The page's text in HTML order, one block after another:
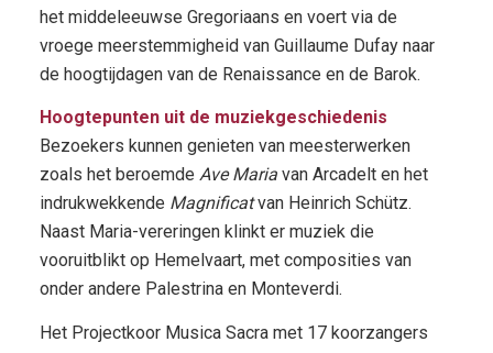
het middeleeuwse Gregoriaans en voert via de
vroege meerstemmigheid van Guillaume Dufay naar
de hoogtijdagen van de Renaissance en de Barok.
Hoogtepunten uit de muziekgeschiedenis
Bezoekers kunnen genieten van meesterwerken
zoals het beroemde Ave Mariavan Arcadelt en het
indrukwekkende Magnificatvan Heinrich Schütz.
Naast Maria-vereringen klinkt er muziek die
vooruitblikt op Hemelvaart, met composities van
onder andere Palestrina en Monteverdi.
Het Projectkoor Musica Sacra met 17 koorzangers